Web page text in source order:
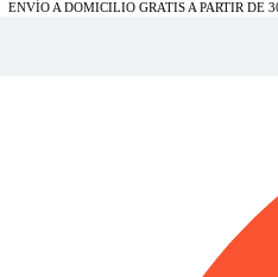
ENVÍO A DOMICILIO GRATIS A PARTIR DE 30€